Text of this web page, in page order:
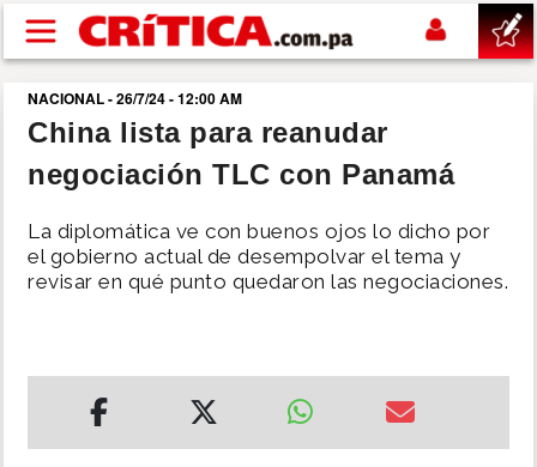
Pasar al contenido principal
buscar
SUCESOS
NACIONAL
SHOW
NACIONAL - 26/7/24 - 12:00 AM
China lista para reanudar
negociación TLC con Panamá
La diplomática ve con buenos ojos lo dicho por
el gobierno actual de desempolvar el tema y
revisar en qué punto quedaron las negociaciones.